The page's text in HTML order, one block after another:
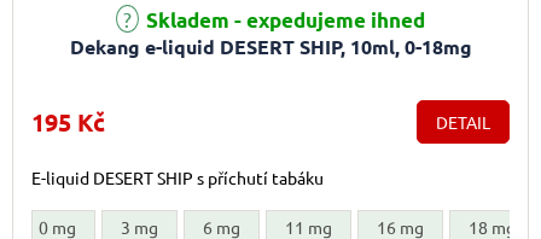
Dekang e-liquid DESERT SHIP, 10ml, 0-18mg
Průměrné hodnocení produktu je 5,0 z 5 hvězdiček.
Skladem - expedujeme ihned
195 Kč DETAIL
E-liquid DESERT SHIP s příchutí tabáku
0 mg 3 mg 6 mg 11 mg 16 mg 18 mg